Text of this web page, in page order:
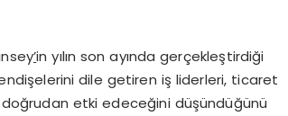
’in yılın son ayında gerçekleştirdiği
dile getiren iş liderleri, ticaret
etki edeceğini düşündüğünü